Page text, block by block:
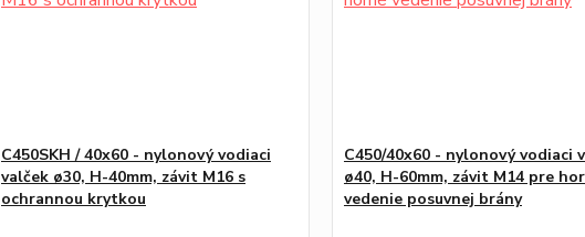
C450SKH / 40x60 - nylonový vodiaci
valček ø30, H-40mm, závit M16 s
ochrannou krytkou
C450/40x60 - nylonový vodiaci
ø40, H-60mm, závit M14 pre
vedenie posuvnej brány